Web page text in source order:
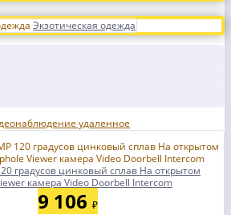
Экзотическая одежда
градусов цинковый сплав На открытом
камера Video Doorbell Intercom
9 106 ₽